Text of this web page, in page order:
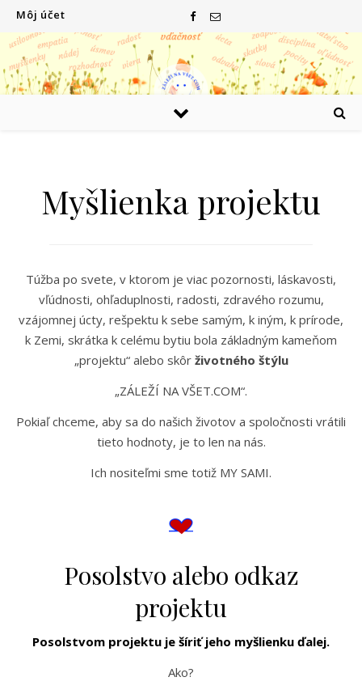
Môj účet
Myšlienka projektu
Túžba po svete, v ktorom je viac pozornosti, láskavosti,
vľúdnosti, ohľaduplnosti, radosti, zdravého rozumu,
vzájomnej úcty, rešpektu k sebe samým, k iným, k prírode,
k Zemi, skrátka k celému bytiu bola základným kameňom
„projektu“ alebo skôr životného štýlu
„ZÁLEŽÍ NA VŠET.COM“.
Pokiaľ chceme, aby sa do našich životov a spoločnosti vrátili
tieto hodnoty, je to len na nás.
Ich nositeľmi sme totiž MY SAMI.
Posolstvo alebo odkaz
projektu
Posolstvom projektu je šíriť jeho myšlienku ďalej.
Ako?